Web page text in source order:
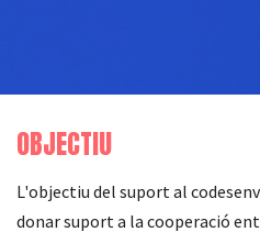
OBJECTIU
L'objectiu del suport al
donar suport a la cooperació